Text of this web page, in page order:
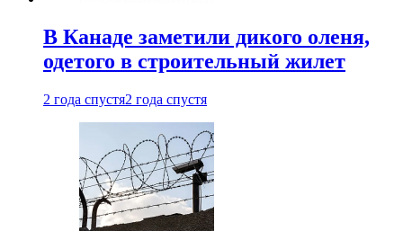
В Канаде заметили дикого оленя,
одетого в строительный жилет
2 года спустя2 года спустя